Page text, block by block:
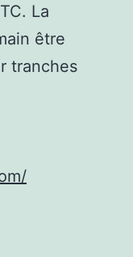
La
être
tranches